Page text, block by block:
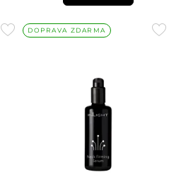
PřidatDOPRAVA ZDARMA